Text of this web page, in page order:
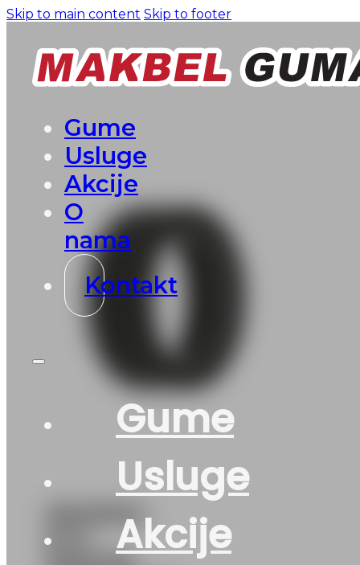
Skip to main content Skip to footer
Gume
Usluge
Akcije
O
nama
Kontakt
Gume
Usluge
Akcije
185/65R14
M+S